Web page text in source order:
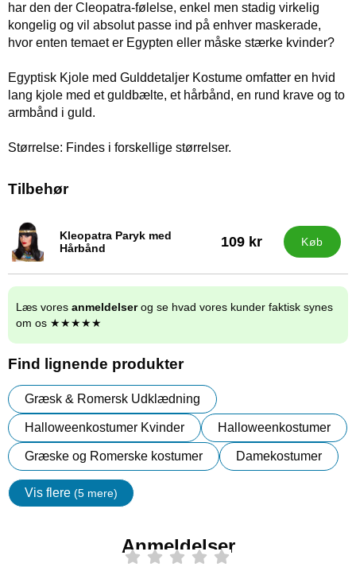
har den der Cleopatra-følelse, enkel men stadig virkelig
kongelig og vil absolut passe ind på enhver maskerade,
hvor enten temaet er Egypten eller måske stærke kvinder?
Egyptisk Kjole med Gulddetaljer Kostume omfatter en hvid
lang kjole med et guldbælte, et hårbånd, en rund krave og to
armbånd i guld.
Størrelse: Findes i forskellige størrelser.
Tilbehør
Kleopatra Paryk med
Hårbånd
Varenr 15580 109 kr Køb
Læs vores anmeldelserog se hvad vores kunder faktisk synes
om os ★★★★★
Find lignende produkter
Græsk & Romersk Udklædning
Halloweenkostumer Kvinder Halloweenkostumer
Græske og Romerske kostumer Damekostumer
Vis flere (5 mere)
Egenskaper
Anmeldelser